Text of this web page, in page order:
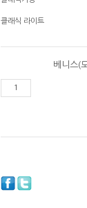
클래식 라이트
베니스(